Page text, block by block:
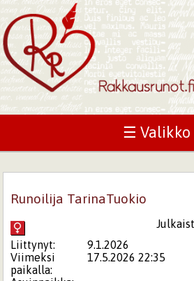
☰ Valikko
Runoilija TarinaTuokio
Liittynyt:
9.1.2026
Viimeksi
paikalla:
17.5.2026 22:35